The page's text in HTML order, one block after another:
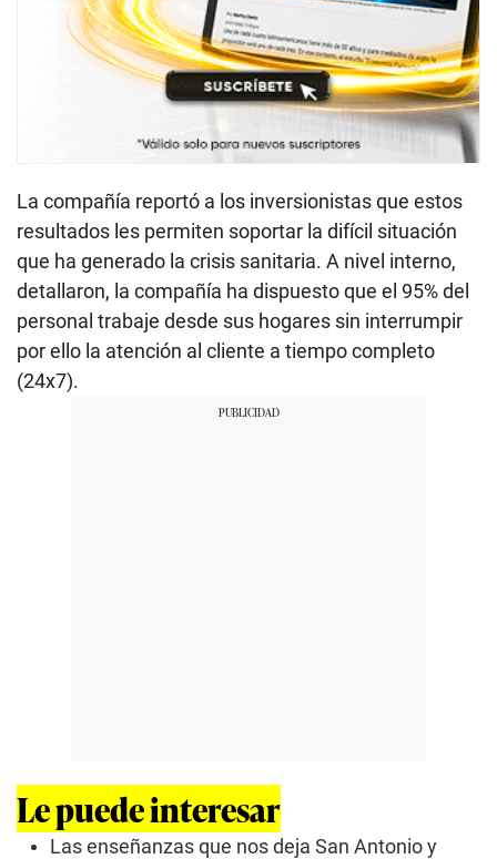
La compañía reportó a los inversionistas que estos
resultados les permiten soportar la difícil situación
que ha generado la crisis sanitaria. A nivel interno,
detallaron, la compañía ha dispuesto que el 95% del
personal trabaje desde sus hogares sin interrumpir
por ello la atención al cliente a tiempo completo
(24x7).
Le puede interesar
Las enseñanzas que nos deja San Antonio y